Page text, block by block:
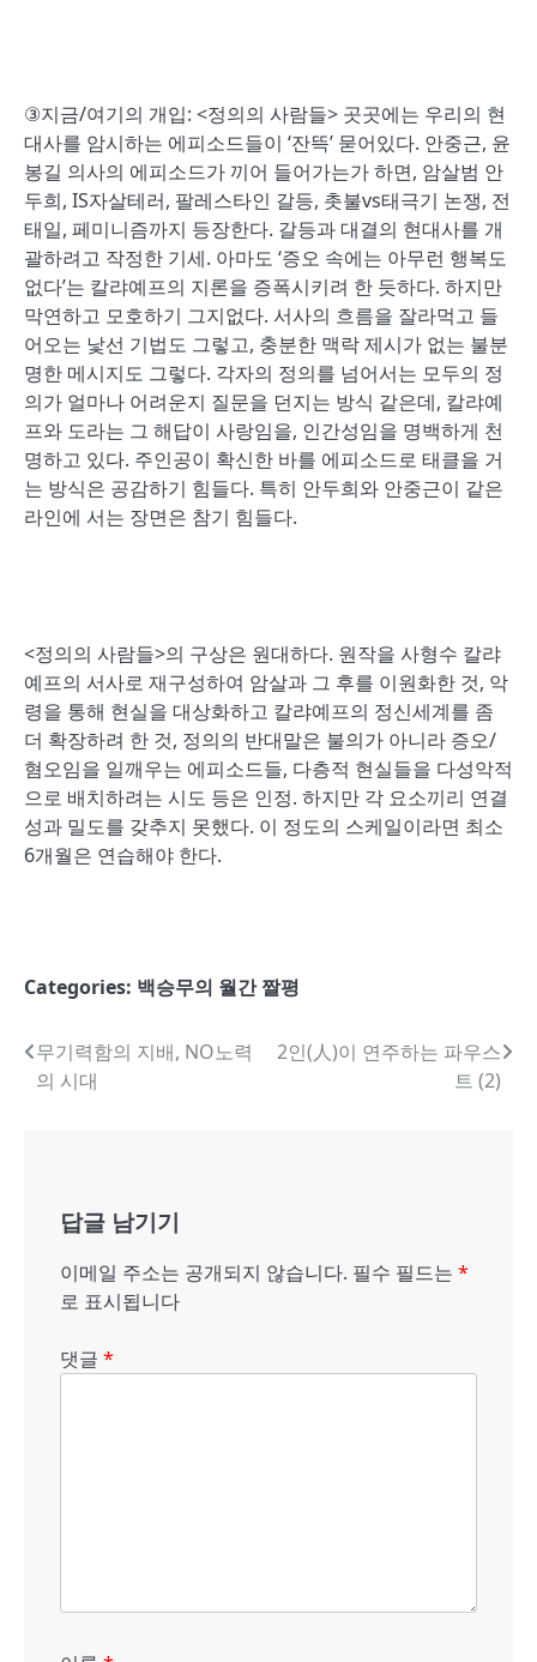
③지금/여기의 개입: <정의의 사람들> 곳곳에는 우리의 현
대사를 암시하는 에피소드들이 ‘잔뜩’ 묻어있다. 안중근, 윤
봉길 의사의 에피소드가 끼어 들어가는가 하면, 암살범 안
두희, IS자살테러, 팔레스타인 갈등, 촛불vs태극기 논쟁, 전
태일, 페미니즘까지 등장한다. 갈등과 대결의 현대사를 개
괄하려고 작정한 기세. 아마도 ‘증오 속에는 아무런 행복도
없다’는 칼랴예프의 지론을 증폭시키려 한 듯하다. 하지만
막연하고 모호하기 그지없다. 서사의 흐름을 잘라먹고 들
어오는 낯선 기법도 그렇고, 충분한 맥락 제시가 없는 불분
명한 메시지도 그렇다. 각자의 정의를 넘어서는 모두의 정
의가 얼마나 어려운지 질문을 던지는 방식 같은데, 칼랴예
프와 도라는 그 해답이 사랑임을, 인간성임을 명백하게 천
명하고 있다. 주인공이 확신한 바를 에피소드로 태클을 거
는 방식은 공감하기 힘들다. 특히 안두희와 안중근이 같은
라인에 서는 장면은 참기 힘들다.
<정의의 사람들>의 구상은 원대하다. 원작을 사형수 칼랴
예프의 서사로 재구성하여 암살과 그 후를 이원화한 것, 악
령을 통해 현실을 대상화하고 칼랴예프의 정신세계를 좀
더 확장하려 한 것, 정의의 반대말은 불의가 아니라 증오/
혐오임을 일깨우는 에피소드들, 다층적 현실들을 다성악적
으로 배치하려는 시도 등은 인정. 하지만 각 요소끼리 연결
성과 밀도를 갖추지 못했다. 이 정도의 스케일이라면 최소
6개월은 연습해야 한다.
Categories: 백승무의 월간 짤평
글
내
무기력함의 지배, NO노력
의 시대
2인(人)이 연주하는 파우스
트 (2)
답글 남기기
이메일 주소는 공개되지 않습니다. 필수 필드는 *
로 표시됩니다
댓글 *